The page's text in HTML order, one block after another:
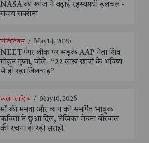
NASA की खोज ने बढ़ाई रहस्यमयी हलचल -
संजय सक्सेना
पॉलिटिक्स / May 14, 2026
NEET पेपर लीक पर भड़के AAP नेता शिव
मोहन गुप्ता, बोले- “22 लाख छात्रों के भविष्य
से हो रहा खिलवाड़”
कला-साहित्य / May 10, 2026
माँ की ममता और त्याग को समर्पित भावुक
कविता ने छुआ दिल, लेखिका मेघना वीरवाल
की रचना हो रही सराही